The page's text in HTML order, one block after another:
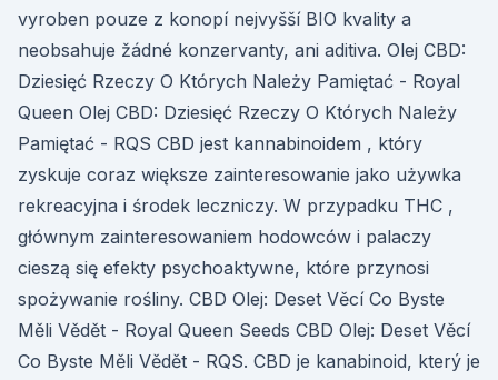
vyroben pouze z konopí nejvyšší BIO kvality a
neobsahuje žádné konzervanty, ani aditiva. Olej CBD:
Dziesięć Rzeczy O Których Należy Pamiętać - Royal
Queen Olej CBD: Dziesięć Rzeczy O Których Należy
Pamiętać - RQS CBD jest kannabinoidem , który
zyskuje coraz większe zainteresowanie jako używka
rekreacyjna i środek leczniczy. W przypadku THC ,
głównym zainteresowaniem hodowców i palaczy
cieszą się efekty psychoaktywne, które przynosi
spożywanie rośliny. CBD Olej: Deset Věcí Co Byste
Měli Vědět - Royal Queen Seeds CBD Olej: Deset Věcí
Co Byste Měli Vědět - RQS. CBD je kanabinoid, který je